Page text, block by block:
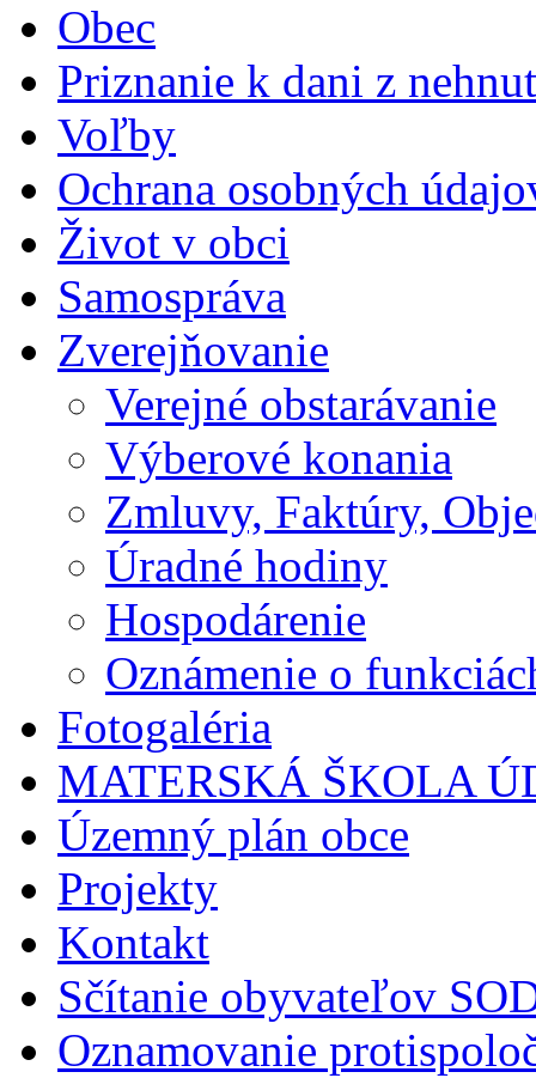
Obec
Priznanie k dani z
Voľby
Ochrana osobných
Život v obci
Samospráva
Zverejňovanie
Verejné obstarávanie
Výberové konania
Zmluvy, Faktúry,
Úradné hodiny
Hospodárenie
Oznámenie o
Fotogaléria
MATERSKÁ ŠKOLA
Územný plán obce
Projekty
Kontakt
Sčítanie obyvateľov
Oznamovanie